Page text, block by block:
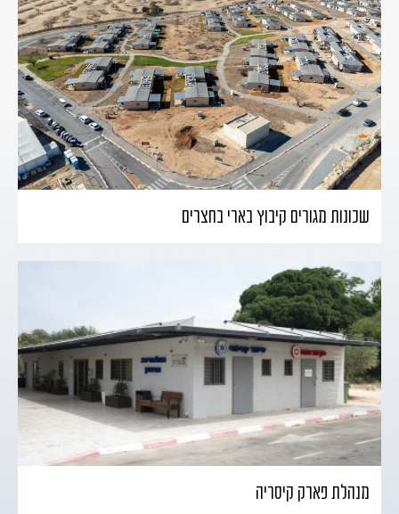
שכונות מגורים קיבוץ בארי בחצרים
מנהלת פארק קיסריה